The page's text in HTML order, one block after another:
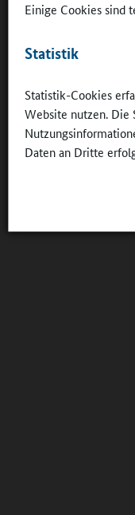
Einige Cookies sind
Statistik
Statistik-Cookies
Website nutzen. Die
Daten an Dritte